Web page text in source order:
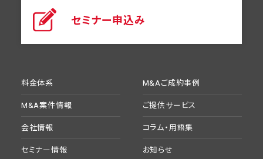
料金体系 M&Aご成約事例
M&A案件情報 ご提供サービス
会社情報 コラム・用語集
セミナー情報 お知らせ
セミナー申込み